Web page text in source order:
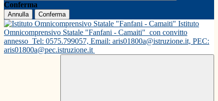
Conferma
Annulla Conferma
Istituto
Omnicomprensivo Statale "Fanfani - Camaiti" con convitto
annesso Tel: 0575.799057, Email: aris01800a@istruzione.it, PEC:
aris01800a@pec.istruzione.it